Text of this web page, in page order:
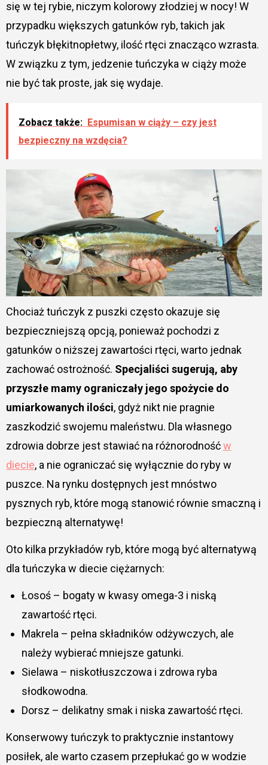
się w tej rybie, niczym kolorowy złodziej w nocy! W
przypadku większych gatunków ryb, takich jak
tuńczyk błękitnopłetwy, ilość rtęci znacząco wzrasta.
W związku z tym, jedzenie tuńczyka w ciąży może
nie być tak proste, jak się wydaje.
Zobacz także: Espumisan w ciąży – czy jest
bezpieczny na wzdęcia?
Chociaż tuńczyk z puszki często okazuje się
bezpieczniejszą opcją, ponieważ pochodzi z
gatunków o niższej zawartości rtęci, warto jednak
zachować ostrożność. Specjaliści sugerują, aby
przyszłe mamy ograniczały jego spożycie do
umiarkowanych ilości, gdyż nikt nie pragnie
zaszkodzić swojemu maleństwu. Dla własnego
zdrowia dobrze jest stawiać na różnorodnośćw
diecie, a nie ograniczać się wyłącznie do ryby w
puszce. Na rynku dostępnych jest mnóstwo
pysznych ryb, które mogą stanowić równie smaczną i
bezpieczną alternatywę!
Oto kilka przykładów ryb, które mogą być alternatywą
dla tuńczyka w diecie ciężarnych:
Łosoś – bogaty w kwasy omega-3 i niską
zawartość rtęci.
Makrela – pełna składników odżywczych, ale
należy wybierać mniejsze gatunki.
Sielawa – niskotłuszczowa i zdrowa ryba
słodkowodna.
Dorsz – delikatny smak i niska zawartość rtęci.
Konserwowy tuńczyk to praktycznie instantowy
posiłek, ale warto czasem przepłukać go w wodzie